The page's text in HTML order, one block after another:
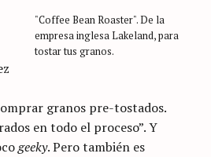
"Coffee Bean Roaster". De la
empresa inglesa Lakeland, para
tostar tus granos.
granos pre-tostados.
en todo el proceso”. Y
geeky. Pero también es